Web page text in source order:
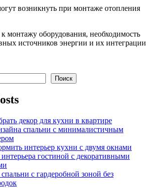
возникнуть при монтаже отопления
монтажу оборудования, необходимость
источников энергии и их интеграции
Поиск
декор для кухни в квартире
спальни с минималистичным
интерьер кухни с двумя окнами
гостиной с декоративными
с гардеробной зоной без